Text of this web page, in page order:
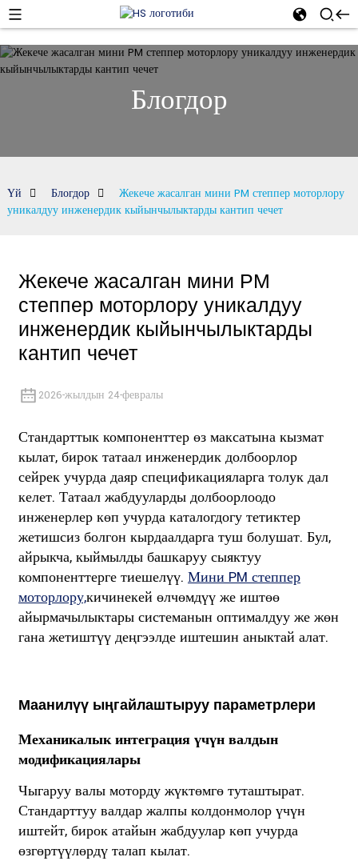
Блогдор
Үй Блогдор
Жекече жасалган мини PM степпер моторлору
уникалдуу инженердик кыйынчылыктарды кантип чечет
Жекече жасалган мини PM
степпер моторлору уникалдуу
инженердик кыйынчылыктарды
кантип чечет
2026-жылдын 24-февралы
Стандарттык компоненттер өз максатына кызмат
кылат, бирок татаал инженердик долбоорлор
сейрек учурда даяр спецификацияларга толук дал
келет. Татаал жабдууларды долбоорлоодо
инженерлер көп учурда каталогдогу тетиктер
жетишсиз болгон кырдаалдарга туш болушат. Бул,
айрыкча, кыймылды башкаруу сыяктуу
компоненттерге тиешелүү. Мини PM степпер
моторлору,кичинекей өлчөмдүү же иштөө
айырмачылыктары системанын оптималдуу же жөн
гана жетиштүү деңгээлде иштешин аныктай алат.
Маанилүү ыңгайлаштыруу параметрлери
Механикалык интеграция үчүн валдын
модификациялары
Чыгаруу валы моторду жүктөмгө туташтырат.
Стандарттуу валдар жалпы колдонмолор үчүн
иштейт, бирок атайын жабдуулар көп учурда
өзгөртүүлөрдү талап кылат.